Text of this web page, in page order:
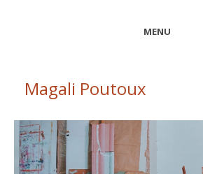
MENU
Magali Poutoux